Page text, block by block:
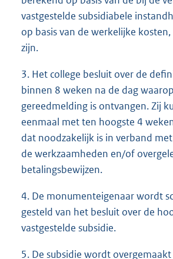
vastgestelde subsidiabele
op basis van de werkelijke
zijn.
3. Het college besluit over de
binnen 8 weken na de dag
gereedmelding is ontvangen. Zij
eenmaal met ten hoogste 4
dat noodzakelijk is in verband
de werkzaamheden en/of
betalingsbewijzen.
4. De monumenteigenaar wordt
gesteld van het besluit over de
vastgestelde subsidie.
5. De subsidie wordt